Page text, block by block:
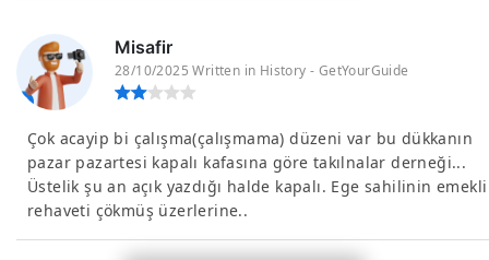
Misafir
28/10/2025 Written in History - GetYourGuide
Çok acayip bi çalışma(çalışmama) düzeni var bu dükkanın
pazar pazartesi kapalı kafasına göre takılnalar derneği...
Üstelik şu an açık yazdığı halde kapalı. Ege sahilinin emekli
rehaveti çökmüş üzerlerine..